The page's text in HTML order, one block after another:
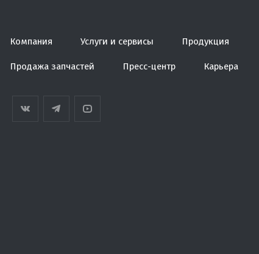
Компания Услуги и сервисы Продукция
Продажа запчастей Пресс-центр Карьера